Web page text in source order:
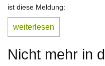
ist diese Meldung:
weiterlesen
Nicht mehr in